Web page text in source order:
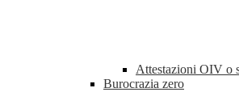
Attestazioni OIV o
Burocrazia zero